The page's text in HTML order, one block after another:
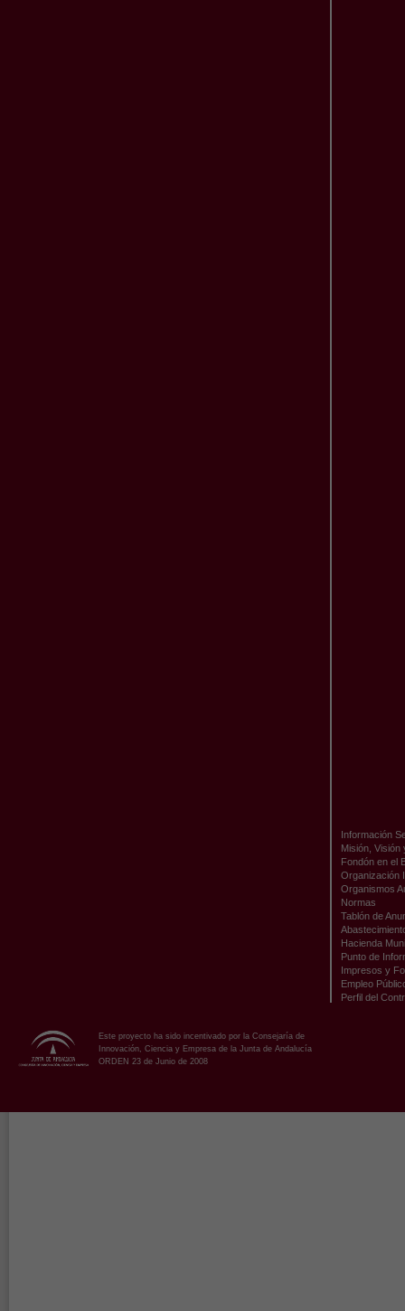
Información
Misión, Visión
Fondón en el
Organización
Organismos
Normas
Tablón de
Hacienda
Punto de
Impresos y
Empleo
Perfil del
Este proyecto ha sido incentivado por la Consejaría de
Innovación, Ciencia y Empresa de la Junta de Andalucía
ORDEN 23 de Junio de 2008